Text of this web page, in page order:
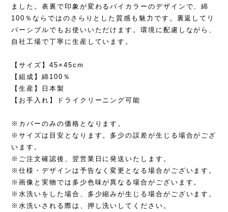
ました。表裏で印象が変わるバイカラーのデザインで、綿
100％ならではのさらりとした質感も魅力です。裏返してリ
バーシブルでもお使いいただけます。環境に配慮しながら、
自社工場で丁寧に生産しています。
【サイズ】45×45cm
【組成】綿100％
【生産】日本製
【お手入れ】ドライクリーニング可能
※カバーのみの価格となります。
※サイズは目安となります。多少の誤差が生じる場合がござ
います。
※ご注文確認後、翌営業日に発送いたします。
※仕様・デザインは予告なく変更となる場合がございます。
※画像と実物では多少色味が異なる場合がございます。
※水洗いをした場合、多少縮みが生じる場合がございます。
※水洗いされる際は、押し洗いしてください。